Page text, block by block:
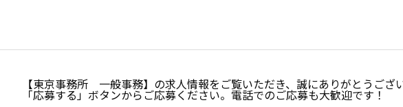
【東京事務所 一般事務】の求人情報をご覧いただき、誠にありがとうござ
「応募する」ボタンからご応募ください。電話でのご応募も大歓迎です！